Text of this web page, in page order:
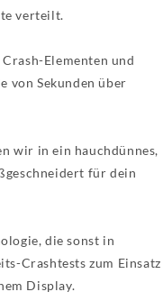
verteilt.
Elementen und
von Sekunden über
wir in ein hauchdünnes,
für dein
die sonst in
Crashtests zum Einsatz
Display.